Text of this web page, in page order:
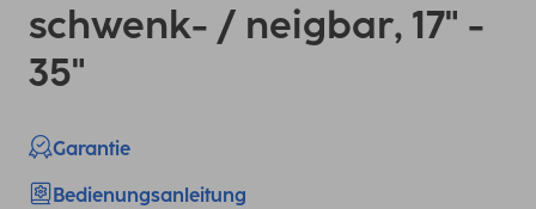
schwenk- / neigbar, 17" -
35"
Garantie
Bedienungsanleitung